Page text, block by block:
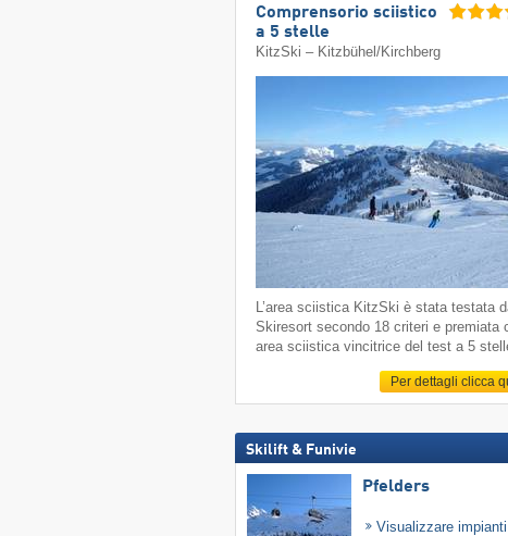
Comprensorio sciistico
a 5 stelle
KitzSki – Kitzbühel/​Kirchberg
L’area sciistica KitzSki è stata testata
Skiresort secondo 18 criteri e premiata
area sciistica vincitrice del test a 5
Per dettagli clicca
Skilift & Funivie
Pfelders
Visualizzare